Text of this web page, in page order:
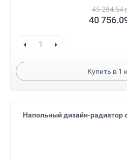
45 284.54
40
Купить в 1
Напольный дизайн-радиатор